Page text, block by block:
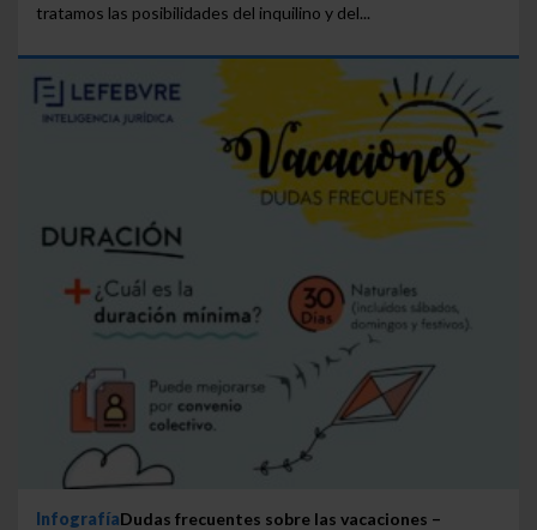
tratamos las posibilidades del inquilino y del...
InfografíaDudas frecuentes sobre las vacaciones –